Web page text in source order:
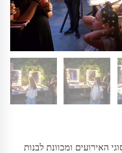
האירועים ומכוונת לבנות